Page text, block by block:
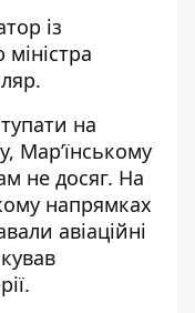
із
.
на
Мар’їнському
не досяг. На
напрямках
авіаційні